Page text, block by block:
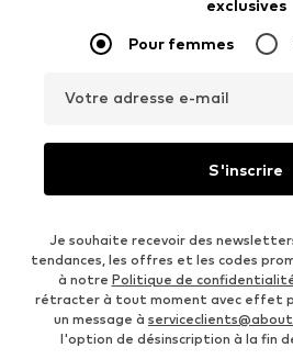
exclusives
Pour femmes
Votre adresse e-mail
S'inscrire
Je souhaite recevoir des
tendances, les offres et les codes
à notre Politique de
rétracter à tout moment avec effet
un message à
l'option de désinscription à la fin